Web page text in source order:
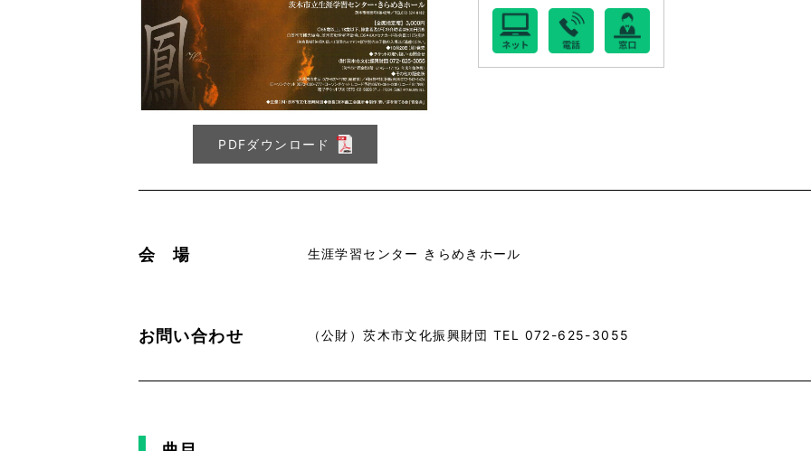
PDFダウンロード
会 場 生涯学習センター きらめきホール
お問い合わせ （公財）茨木市文化振興財団 TEL 072-625-3055